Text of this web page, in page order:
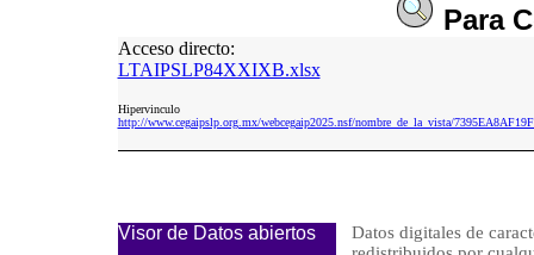
Para
Acceso directo:
LTAIPSLP84XXIXB.xlsx
Hipervinculo
http://www.cegaipslp.org.mx/webcegaip2025.nsf/nombre_de_la_vista/
Visor de Datos abiertos
Datos digitales de